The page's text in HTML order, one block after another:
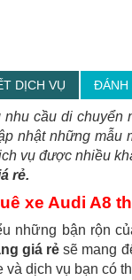
DỊCH VỤ ĐÁNH
cầu di chuyển
nhật những mẫu
vụ được nhiều
rẻ.
xe Audi A8
những bận rộn
giá rẻ sẽ mang
và dịch vụ bạn có